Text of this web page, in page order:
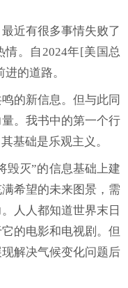
近有很多事情失败了
。自2024年[美国总
的道路。
的新信息。但与此同
。我书中的第一个行
基础是乐观主义。
毁灭”的信息基础上建
希望的未来图景，需
人人都知道世界末日
的电影和电视剧。但
解决气候变化问题后